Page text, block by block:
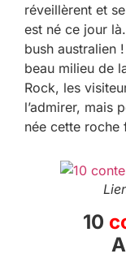
réveillèrent et
est né ce jour
bush australien
beau milieu de
Rock, les
l’admirer, mais
née cette roche
10